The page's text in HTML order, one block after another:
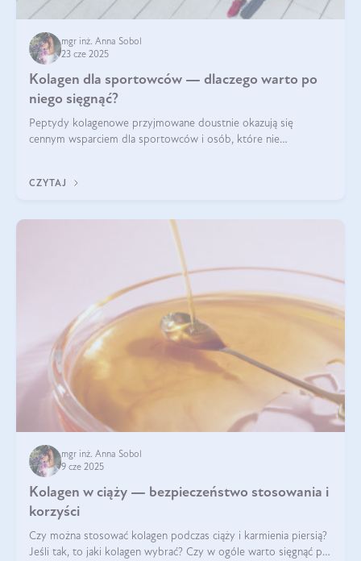
mgr inż. Anna Sobol
23 cze 2025
Kolagen dla sportowców — dlaczego warto po
niego sięgnąć?
Peptydy kolagenowe przyjmowane doustnie okazują się
cennym wsparciem dla sportowców i osób, które nie
CZYTAJ
mgr inż. Anna Sobol
9 cze 2025
Kolagen w ciąży — bezpieczeństwo stosowania i
korzyści
Czy można stosować kolagen podczas ciąży i karmienia piersią?
Jeśli tak, to jaki kolagen wybrać? Czy w ogóle warto sięgnąć po